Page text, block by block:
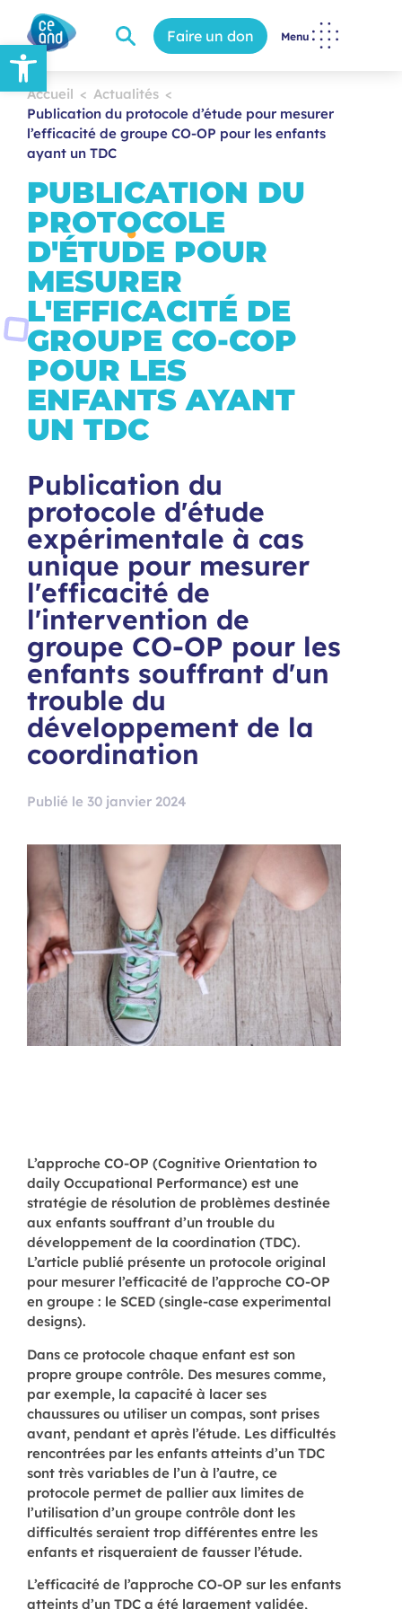
Ouvrir la barre d’outils Faire un don Menu
Accueil
Actualités
Publication du protocole d’étude pour mesurer
l’efficacité de groupe CO-OP pour les enfants
ayant un TDC
PUBLICATION DU
PROTOCOLE
D'ÉTUDE POUR
MESURER
L'EFFICACITÉ DE
GROUPE CO-COP
POUR LES
ENFANTS AYANT
UN TDC
Publication du
protocole d'étude
expérimentale à cas
unique pour mesurer
l'efficacité de
l'intervention de
groupe CO-OP pour les
enfants souffrant d'un
trouble du
développement de la
coordination
Publié le 30 janvier 2024
L’approche CO-OP (Cognitive Orientation to
daily Occupational Performance) est une
stratégie de résolution de problèmes destinée
aux enfants souffrant d’un trouble du
développement de la coordination (TDC).
L’article publié présente un protocole original
pour mesurer l’efficacité de l’approche CO-OP
en groupe : le SCED (single-case experimental
designs).
Dans ce protocole chaque enfant est son
propre groupe contrôle. Des mesures comme,
par exemple, la capacité à lacer ses
chaussures ou utiliser un compas, sont prises
avant, pendant et après l’étude. Les difficultés
rencontrées par les enfants atteints d’un TDC
sont très variables de l’un à l’autre, ce
protocole permet de pallier aux limites de
l’utilisation d’un groupe contrôle dont les
difficultés seraient trop différentes entre les
enfants et risqueraient de fausser l’étude.
L’efficacité de l’approche CO-OP sur les enfants
atteints d’un TDC a été largement validée,